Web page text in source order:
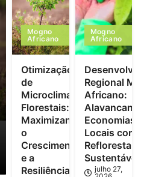
Mogno
Africano
Otimização
de
Microclimas
Florestais:
Maximizando
o
Crescimento
e a
Resiliência
Mogno
Africano
Regional
Africano:
Economias
Locais com
Sustentável
julho 27,